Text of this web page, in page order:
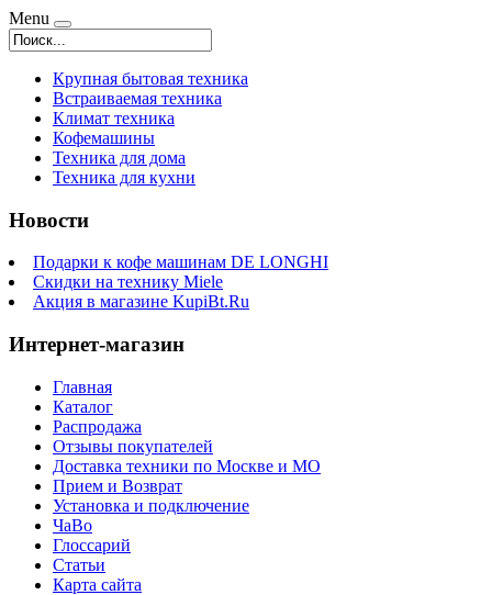
Menu
Крупная бытовая техника
Встраиваемая техника
Климат техника
Кофемашины
Техника для дома
Техника для кухни
Новости
Подарки к кофе машинам DE LONGHI
Скидки на технику Miele
Акция в магазине KupiBt.Ru
Интернет-магазин
Главная
Каталог
Распродажа
Отзывы покупателей
Доставка техники по Москве и МО
Прием и Возврат
Установка и подключение
ЧаВо
Глоссарий
Статьи
Карта сайта